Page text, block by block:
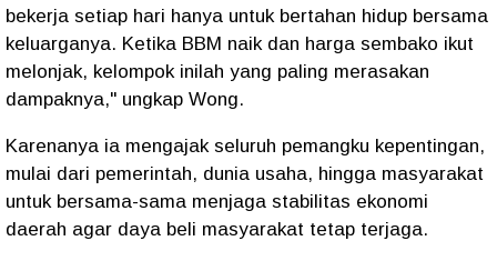
bekerja setiap hari hanya untuk bertahan hidup bersama
keluarganya. Ketika BBM naik dan harga sembako ikut
melonjak, kelompok inilah yang paling merasakan
dampaknya," ungkap Wong.
Karenanya ia mengajak seluruh pemangku kepentingan,
mulai dari pemerintah, dunia usaha, hingga masyarakat
untuk bersama-sama menjaga stabilitas ekonomi
daerah agar daya beli masyarakat tetap terjaga.